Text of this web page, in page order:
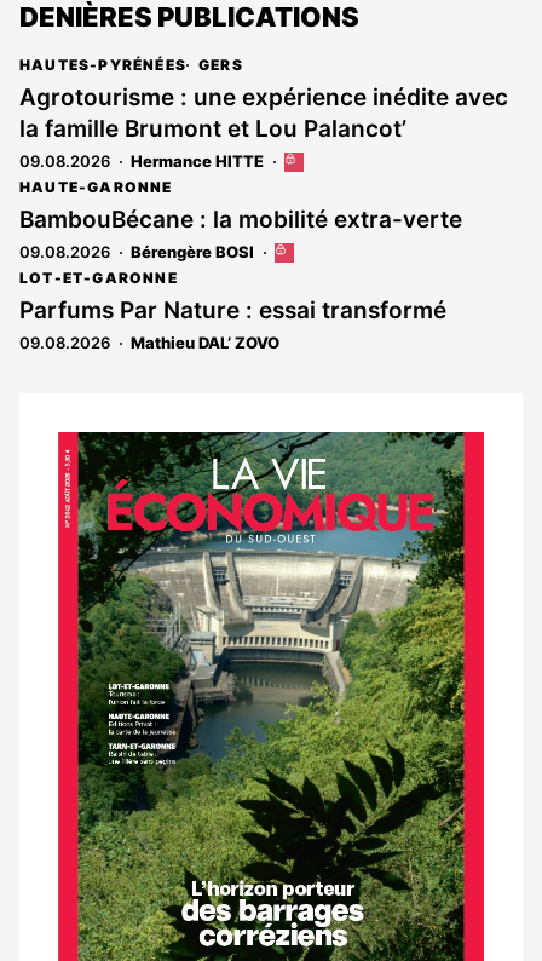
DENIÈRES PUBLICATIONS
HAUTES-PYRÉNÉES GERS
Agrotourisme : une expérience inédite avec
la famille Brumont et Lou Palancot’
09.08.2026 Hermance HITTE
Cet
est
réservé
aux
HAUTE-GARONNE
BambouBécane : la mobilité extra-verte
09.08.2026 Bérengère BOSI
Cet
réservé
aux
LOT-ET-GARONNE
Parfums Par Nature : essai transformé
09.08.2026 Mathieu DAL’ ZOVO
Notre
dernier
magazine